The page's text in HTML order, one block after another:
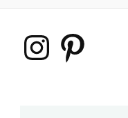
InstagramPinterest